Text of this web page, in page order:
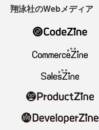
翔泳社のWebメディア